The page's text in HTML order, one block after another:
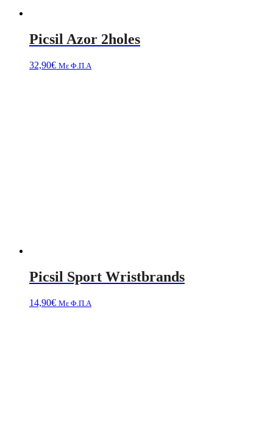
Picsil Azor 2holes
32,90€ Με Φ.Π.Α
Picsil Sport Wristbrands
14,90€ Με Φ.Π.Α